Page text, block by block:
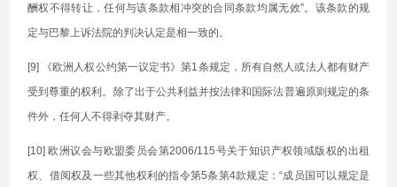
酬权不得转让，任何与该条款相冲突的合同条款均属无效”。该条款的规
定与巴黎上诉法院的判决认定是相一致的。
[9] 《欧洲人权公约第一议定书》第1条规定，所有自然人或法人都有财产
受到尊重的权利。除了出于公共利益并按法律和国际法普遍原则规定的条
件外，任何人不得剥夺其财产。
[10] 欧洲议会与欧盟委员会第2006/115号关于知识产权领域版权的出租
权、借阅权及一些其他权利的指令第5条第4款规定：“成员国可以规定是